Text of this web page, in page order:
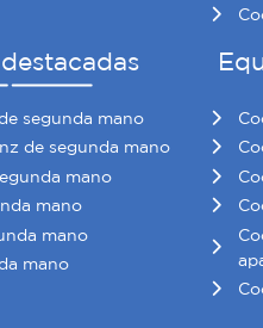
segunda mano
de segunda mano
mano
mano
mano
mano